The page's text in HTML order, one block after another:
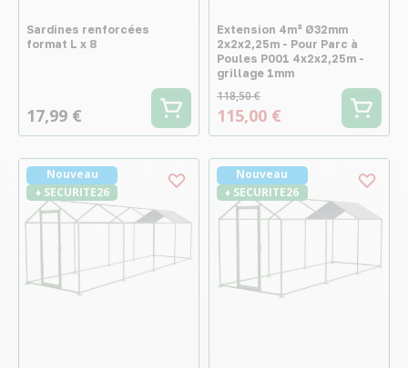
Sardines renforcées
format L x 8
17,99 €
Extension 4m² Ø32mm
2x2x2,25m - Pour Parc à
Poules P001 4x2x2,25m -
grillage 1mm
118,50 €
115,00 €
Nouveau
♦ SECURITE26
Nouveau
♦ SECURITE26